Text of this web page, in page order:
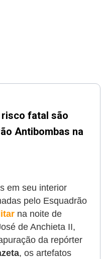
risco fatal são
Antibombas na
em seu interior
pelo Esquadrão
na noite de
de Anchieta II,
da repórter
, os artefatos